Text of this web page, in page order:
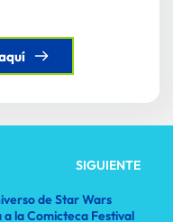
SIGUIENTE
de Star Wars
a la Comicteca Festival